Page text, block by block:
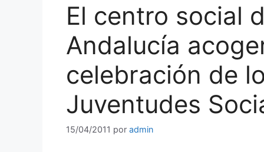
El centro social
Andalucía
celebración de
Juventudes
15/04/2011 por admin